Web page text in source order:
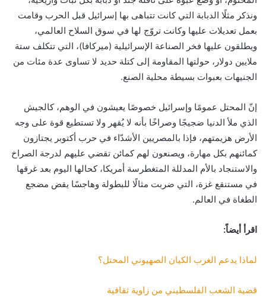
ونذكر مثلًا الدبابة التي كانت تتباهى بها إسرائيل قبل الحرب وقامت
بعمل تعديلات عليها وكانت تروّج لها في سوق السلاح العالمي،
ويطلقون عليها فخر الصناعة الإسرائيلية (ميركافا)، التي تتكلف ستة
ملايين دولار، حولتها المقاومة إلى كتلة حديد لا تساوى عدة مئات من
الجنيهات بعبوات بسيطة محلية الصنع.
إنّ المحتل عمومًا وإسرائيل خصوصًا يعيشون في الوهم، كالجيش
الذي ملأ الدنيا ضجيجًا وصراخًا بأنه لا يُقهر ولا تستطيع قوة على وجه
الأرض هزيمتهم، فإذا بالمصريين الأشدّاء في حرب أكتوبر يجتازون
كمائنهم بكل مهارة، ويصنعون لهم كمائن تقضي عليهم لدرجة الصراخ
والاستنجاد بالأم المدللة المتغطرسة أمريكا، كحالها اليوم بعد غرقها
في مستنقع غزة، التي ضربت مثالًا للبطولة وهاجسًا يقض مضجع
الطغاة في العالم.
اقرأ أيضاً:
لماذا يدعم الغرب الكيان الصهيوني المحتل؟
قضية الشعب الفلسطيني من زاوية ثقافية